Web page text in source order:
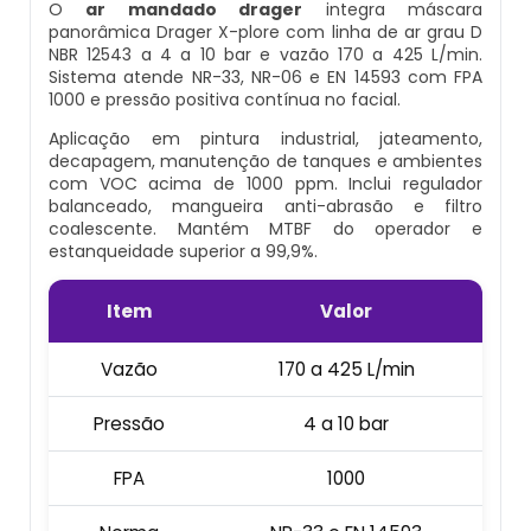
Equipamento Autônomo
Equipamento Autônomo De Proteção
Máscara Autônoma Com Cilindro De
Oxigenio
Equipamento De Respiração Autônoma
Cilindro De Oxigênio Com Máscara
Conjunto Autônomo De Ar
Respirador Autônomo Msa
Cilindro Para Gases Medicinais
Máscara Respiratória Com Ar Mandado
Aluguel Cilindro De Oxigênio Hospitalar
Ar Respirável Cilindro
Cilindro Ar Respirável
Cilindro De Ar Comprimido Hospitalar
Cilindro De Ar Comprimido Mergulho
Cilindro De Ar Respirável Comprar
Kit Ar Mandado
Respirador Ar Mandado
Respirador De Ar Mandado
Ar Mandado A Venda
Ar Mandado Onde Encontrar
Ar Mandado Preço
Ar Mandado Valor
Comprar Ar Mandado
O ar mandado drager integra máscara
panorâmica Drager X-plore com linha de ar grau D
NBR 12543 a 4 a 10 bar e vazão 170 a 425 L/min.
Sistema atende NR-33, NR-06 e EN 14593 com FPA
1000 e pressão positiva contínua no facial.
Aplicação em pintura industrial, jateamento,
decapagem, manutenção de tanques e ambientes
com VOC acima de 1000 ppm. Inclui regulador
balanceado, mangueira anti-abrasão e filtro
coalescente. Mantém MTBF do operador e
estanqueidade superior a 99,9%.
Item Valor
Vazão 170 a 425 L/min
Pressão 4 a 10 bar
FPA 1000